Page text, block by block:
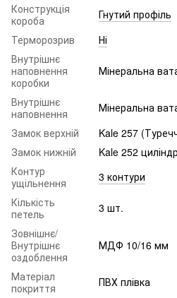
Конструкція
короба
Гнутий профіль
Терморозрив
Ні
Внутрішнє
наповнення
коробки
Мінеральна
Внутрішнє
наповнення
Мінеральна
Замок верхній
Kale 257
Замок нижній
Kale 252
Контур
ущільнення
3 контури
Кількість
петель
3 шт.
Зовнішнє/
Внутрішнє
оздоблення
МДФ 10/16 мм
Матеріал
покриття
ПВХ плівка